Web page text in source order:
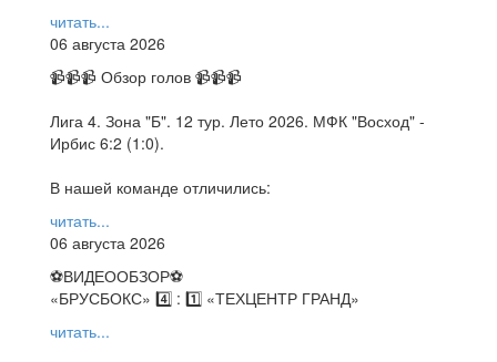
читать...
06 августа 2026
📹📹📹 Обзор голов 📹📹📹
Лига 4. Зона "Б". 12 тур. Лето 2026. МФК "Восход" -
Ирбис 6:2 (1:0).
В нашей команде отличились:
читать...
06 августа 2026
⚽️ВИДЕООБЗОР⚽️
«БРУСБОКС» 4️⃣ : 1️⃣ «ТЕХЦЕНТР ГРАНД»
читать...